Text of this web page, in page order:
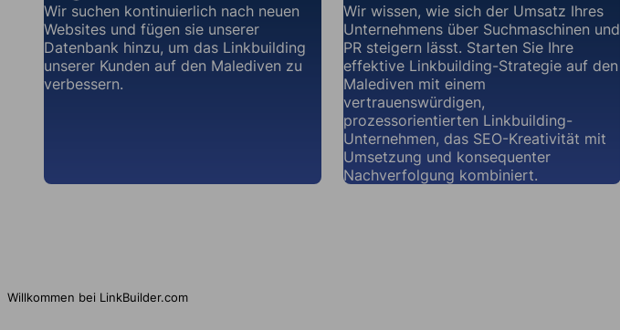
Wir suchen kontinuierlich nach neuen
Websites und fügen sie unserer
Datenbank hinzu, um das Linkbuilding
unserer Kunden auf den Malediven zu
verbessern.
Wir wissen, wie sich der Umsatz Ihres
Unternehmens über Suchmaschinen und
PR steigern lässt. Starten Sie Ihre
effektive Linkbuilding-Strategie auf den
Malediven mit einem
vertrauenswürdigen,
prozessorientierten Linkbuilding-
Unternehmen, das SEO-Kreativität mit
Umsetzung und konsequenter
Nachverfolgung kombiniert.
Willkommen bei LinkBuilder.com